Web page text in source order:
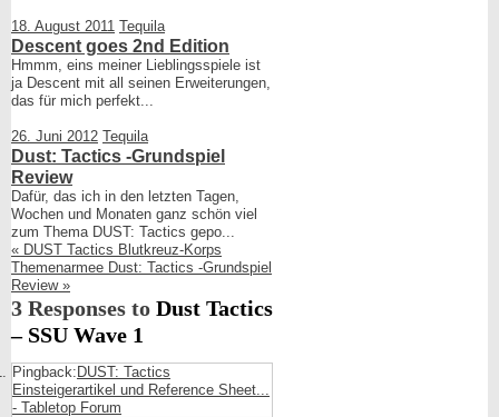
in
18. August 2011 Tequila
Descent goes 2nd Edition
Hmmm, eins meiner Lieblingsspiele ist
ja Descent mit all seinen Erweiterungen,
das für mich perfekt...
26. Juni 2012 Tequila
Dust: Tactics -Grundspiel
Review
Dafür, das ich in den letzten Tagen,
Wochen und Monaten ganz schön viel
zum Thema DUST: Tactics gepo...
« DUST Tactics Blutkreuz-Korps
Themenarmee Dust: Tactics -Grundspiel
Review »
3 Responses to Dust Tactics
– SSU Wave 1
Pingback: DUST: Tactics
Einsteigerartikel und Reference Sheet...
- Tabletop Forum